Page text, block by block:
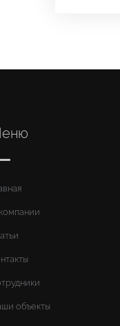
объекты